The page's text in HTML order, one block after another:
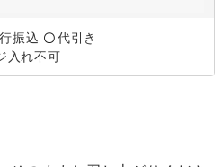
振込 〇代引き
入れ不可